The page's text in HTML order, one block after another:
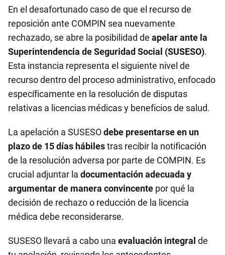
En el desafortunado caso de que el recurso de
reposición ante COMPIN sea nuevamente
rechazado, se abre la posibilidad de apelar ante la
Superintendencia de Seguridad Social (SUSESO).
Esta instancia representa el siguiente nivel de
recurso dentro del proceso administrativo, enfocado
específicamente en la resolución de disputas
relativas a licencias médicas y beneficios de salud.
La apelación a SUSESOdebe presentarse en un
plazo de 15 días hábilestras recibir la notificación
de la resolución adversa por parte de COMPIN. Es
crucial adjuntar la documentación adecuada y
argumentar de manera convincente por qué la
decisión de rechazo o reducción de la licencia
médica debe reconsiderarse.
SUSESO llevará a cabo una evaluación integral de